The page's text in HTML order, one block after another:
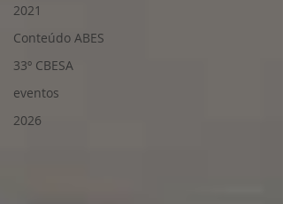
2021
Conteúdo ABES
33º CBESA
eventos
2026